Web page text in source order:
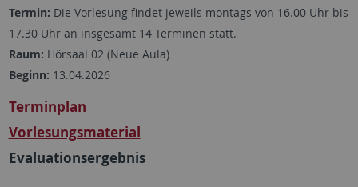
Termin: Die Vorlesung findet jeweils montags von 16.00 Uhr bis
17.30 Uhr an insgesamt 14 Terminen statt.
Raum: Hörsaal 02 (Neue Aula)
Beginn: 13.04.2026
Terminplan
Vorlesungsmaterial
Evaluationsergebnis